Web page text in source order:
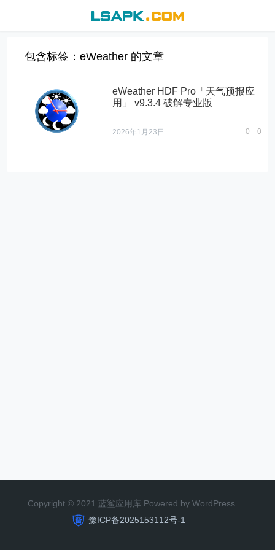
包含标签：eWeather 的文章
eWeather HDF Pro「天气预报应
用」 v9.3.4 破解专业版
2026年1月23日 0 0
Copyright © 2021 蓝鲨应用库 Powered by WordPress
豫ICP备2025153112号-1